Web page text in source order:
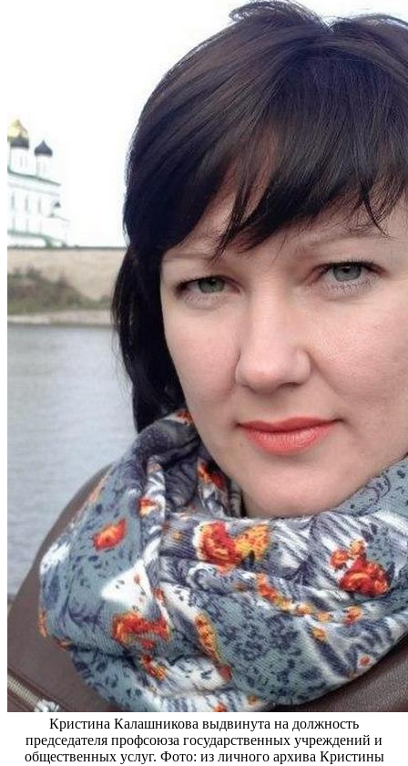
Кристина Калашникова выдвинута на должность
председателя профсоюза государственных учреждений и
общественных услуг. Фото: из личного архива Кристины